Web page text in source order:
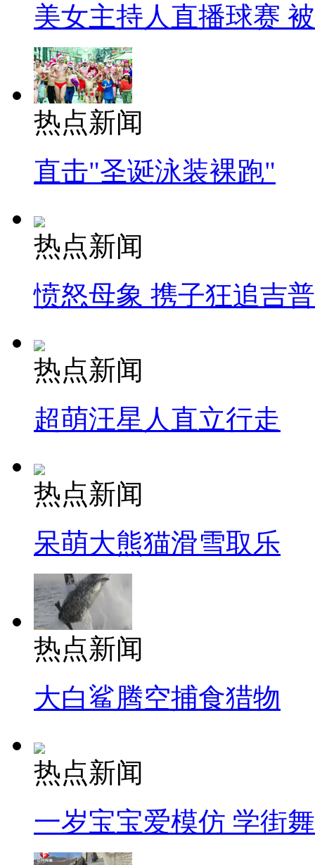
美女主持人直播球赛
热点新闻
直击"圣诞泳装裸跑"
热点新闻
愤怒母象 携子狂追吉
热点新闻
超萌汪星人直立行走
热点新闻
呆萌大熊猫滑雪取乐
热点新闻
大白鲨腾空捕食猎物
热点新闻
一岁宝宝爱模仿 学街